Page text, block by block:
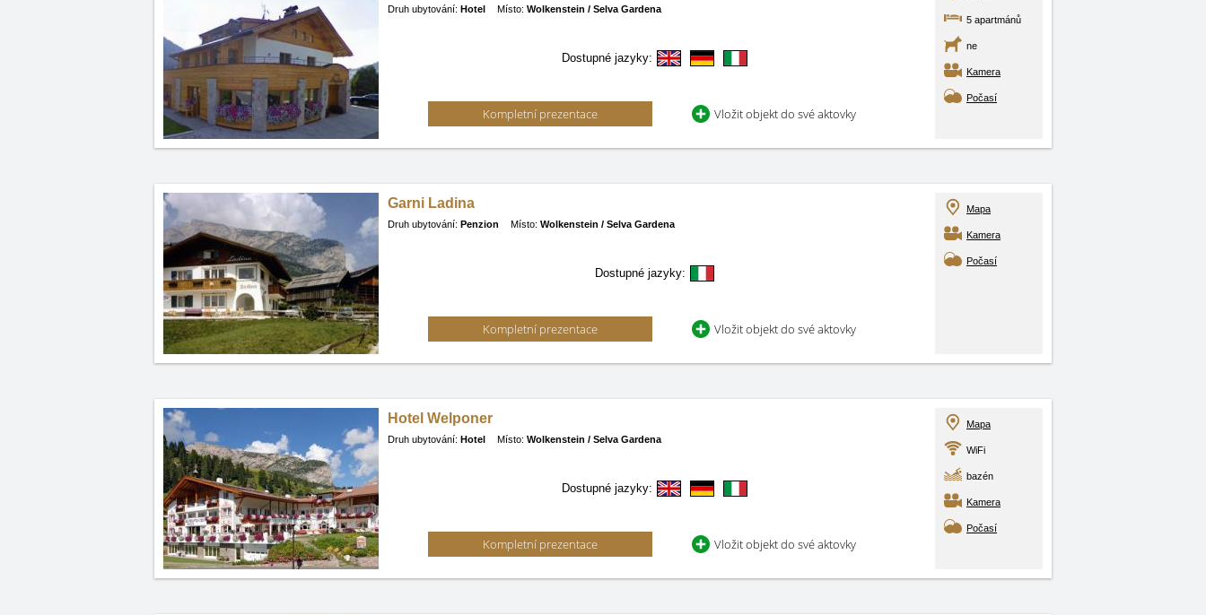
Druh ubytování: Hotel Místo: Wolkenstein / Selva Gardena
Dostupné jazyky:
Kompletní prezentace Vložit objekt do své aktovky
5 apartmánů
ne
Kamera
Počasí
Garni Ladina
Druh ubytování: Penzion Místo: Wolkenstein / Selva Gardena
Dostupné jazyky:
Kompletní prezentace Vložit objekt do své aktovky
Mapa
Kamera
Počasí
Hotel Welponer
Druh ubytování: Hotel Místo: Wolkenstein / Selva Gardena
Dostupné jazyky:
Kompletní prezentace Vložit objekt do své aktovky
Mapa
WiFi
bazén
Kamera
Počasí